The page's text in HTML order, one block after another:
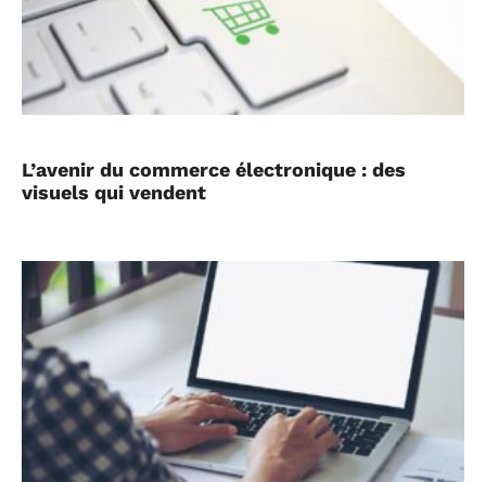
L’avenir du commerce électronique : des
visuels qui vendent